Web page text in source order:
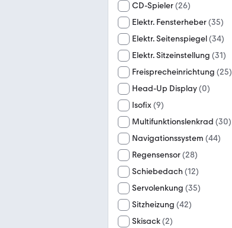
CD-Spieler(26)
Elektr. Fensterheber(35)
Elektr. Seitenspiegel(34)
Elektr. Sitzeinstellung (31)
Freisprecheinrichtung (25)
Head-Up Display(0)
Isofix(9)
Multifunktionslenkrad (30)
Navigationssystem (44)
Regensensor(28)
Schiebedach (12)
Servolenkung (35)
Sitzheizung (42)
Skisack(2)